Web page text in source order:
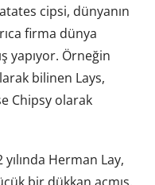
cipsi, dünyanın
firma dünya
yapıyor. Örneğin
bilinen Lays,
Chipsy olarak
Herman Lay,